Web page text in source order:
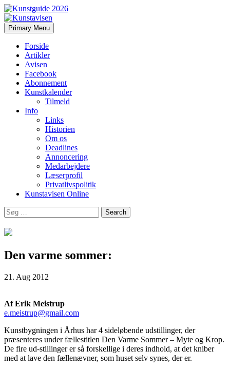
Kunstavisen
Search
Primary Menu Skip
to
Forside
Artikler
Avisen
Facebook
Abonnement
Kunstkalender
Tilmeld
Info
Links
Historien
Om os
Deadlines
Annoncering
Medarbejdere
Læserprofil
Privatlivspolitik
Kunstavisen Online
Search
for:
Den varme sommer:
21. Aug 2012
Af Erik Meistrup
e.meistrup@gmail.com
Kunstbygningen i Århus har 4 sideløbende udstillinger, der
præsenteres under fællestitlen Den Varme Sommer – Myte og Krop.
De fire ud-stillinger er så forskellige i deres indhold, at det kniber
med at lave den fællenævner, som huset selv synes, der er.